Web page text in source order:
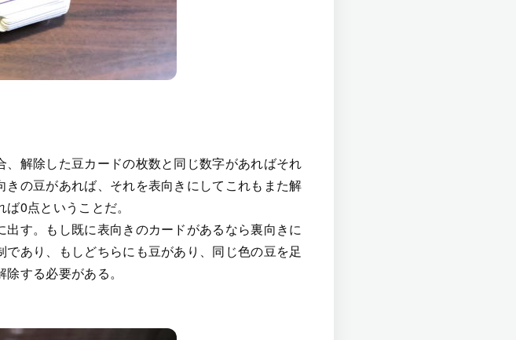
解除した豆カードの枚数と同じ数字があればそれ
の豆があれば、それを表向きにしてこれもまた解
0点ということだ。
す。もし既に表向きのカードがあるなら裏向きに
あり、もしどちらにも豆があり、同じ色の豆を足
する必要がある。